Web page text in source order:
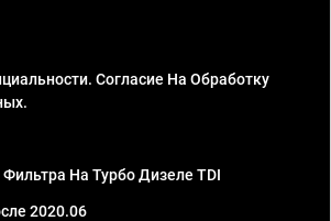
Согласие На Обработку
На Турбо Дизеле TDI
2020.06